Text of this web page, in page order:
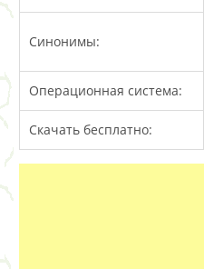
Синонимы:
Операционная система:
Скачать бесплатно: